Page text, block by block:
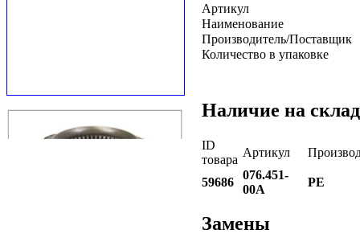
Артикул
Наименование
Производитель/Поставщик
Количество в упаковке
Наличие на
ID
товара
Артикул
59686
076.451-
00A
PE
Замены